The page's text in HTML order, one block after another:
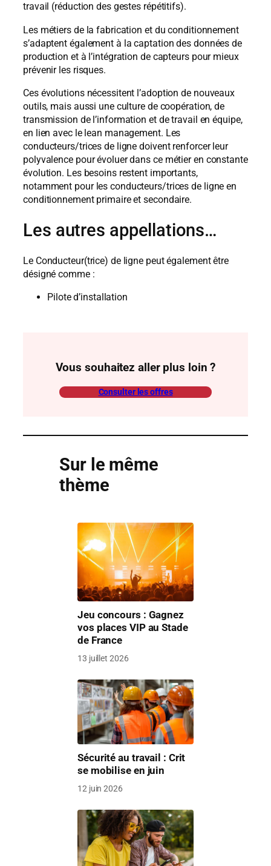
travail (réduction des gestes répétitifs).
Les métiers de la fabrication et du conditionnement
s’adaptent également à la captation des données de
production et à l’intégration de capteurs pour mieux
prévenir les risques.
Ces évolutions nécessitent l’adoption de nouveaux
outils, mais aussi une culture de coopération, de
transmission de l’information et de travail en équipe,
en lien avec le lean management. Les
conducteurs/trices de ligne doivent renforcer leur
polyvalence pour évoluer dans ce métier en constante
évolution. Les besoins restent importants,
notamment pour les conducteurs/trices de ligne en
conditionnement primaire et secondaire.
Les autres appellations…
Le Conducteur(trice) de ligne peut également être
désigné comme :
Pilote d’installation
Vous souhaitez aller plus loin ?
Consulter les offres
Sur le même
thème
Jeu concours : Gagnez
vos places VIP au Stade
de France
13 juillet 2026
Sécurité au travail : Crit
se mobilise en juin
12 juin 2026